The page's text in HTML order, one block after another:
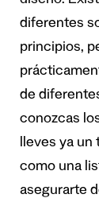
diferentes
principios,
de
conozcas
lleves ya un
como una
asegurarte